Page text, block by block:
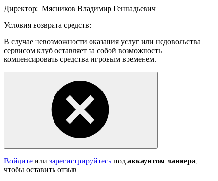
Директор: Мясников Владимир Геннадьевич
Условия возврата средств:
В случае невозможности оказания услуг или недовольства
сервисом клуб оставляет за собой возможность
компенсировать средства игровым временем.
Войдите или зарегистрируйтесь под аккаунтом ланнера,
чтобы оставить отзыв